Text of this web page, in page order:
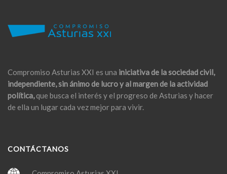
Compromiso Asturias XXI es una iniciativa de la sociedad civil,
independiente, sin ánimo de lucro y al margen de la actividad
política,que busca el interés y el progreso de Asturias y hacer
de ella un lugar cada vez mejor para vivir.
CONTÁCTANOS